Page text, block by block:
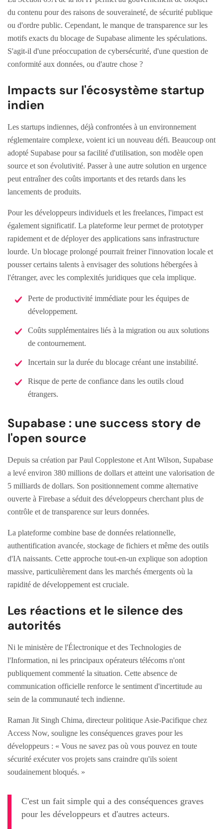
du contenu pour des raisons de souveraineté, de sécurité publique
ou d'ordre public. Cependant, le manque de transparence sur les
motifs exacts du blocage de Supabase alimente les spéculations.
S'agit-il d'une préoccupation de cybersécurité, d'une question de
conformité aux données, ou d'autre chose ?
Impacts sur l'écosystème startup
indien
Les startups indiennes, déjà confrontées à un environnement
réglementaire complexe, voient ici un nouveau défi. Beaucoup ont
adopté Supabase pour sa facilité d'utilisation, son modèle open
source et son évolutivité. Passer à une autre solution en urgence
peut entraîner des coûts importants et des retards dans les
lancements de produits.
Pour les développeurs individuels et les freelances, l'impact est
également significatif. La plateforme leur permet de prototyper
rapidement et de déployer des applications sans infrastructure
lourde. Un blocage prolongé pourrait freiner l'innovation locale et
pousser certains talents à envisager des solutions hébergées à
l'étranger, avec les complexités juridiques que cela implique.
Perte de productivité immédiate pour les équipes de
développement.
Coûts supplémentaires liés à la migration ou aux solutions
de contournement.
Incertain sur la durée du blocage créant une instabilité.
Risque de perte de confiance dans les outils cloud
étrangers.
Supabase : une success story de
l'open source
Depuis sa création par Paul Copplestone et Ant Wilson, Supabase
a levé environ 380 millions de dollars et atteint une valorisation de
5 milliards de dollars. Son positionnement comme alternative
ouverte à Firebase a séduit des développeurs cherchant plus de
contrôle et de transparence sur leurs données.
La plateforme combine base de données relationnelle,
authentification avancée, stockage de fichiers et même des outils
d'IA naissants. Cette approche tout-en-un explique son adoption
massive, particulièrement dans les marchés émergents où la
rapidité de développement est cruciale.
Les réactions et le silence des
autorités
Ni le ministère de l'Électronique et des Technologies de
l'Information, ni les principaux opérateurs télécoms n'ont
publiquement commenté la situation. Cette absence de
communication officielle renforce le sentiment d'incertitude au
sein de la communauté tech indienne.
Raman Jit Singh Chima, directeur politique Asie-Pacifique chez
Access Now, souligne les conséquences graves pour les
développeurs : « Vous ne savez pas où vous pouvez en toute
sécurité exécuter vos projets sans craindre qu'ils soient
soudainement bloqués. »
C'est un fait simple qui a des conséquences graves
pour les développeurs et d'autres acteurs.